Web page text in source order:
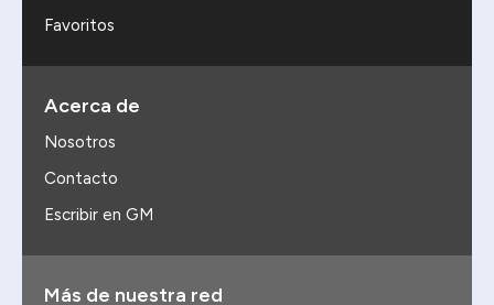
Favoritos
Acerca de
Nosotros
Contacto
Escribir en GM
Más de nuestra red